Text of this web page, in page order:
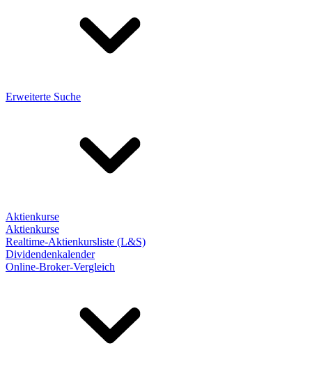
Erweiterte Suche
Aktienkurse
Aktienkurse
Realtime-Aktienkursliste (L&S)
Dividendenkalender
Online-Broker-Vergleich